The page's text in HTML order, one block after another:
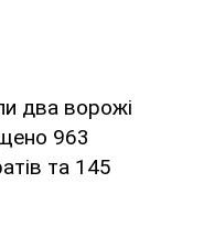
два ворожі
963
та 145